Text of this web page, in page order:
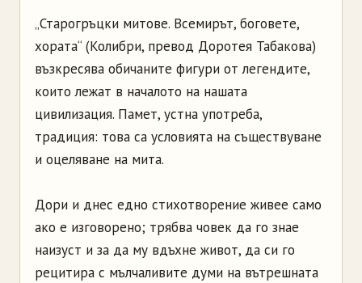
„Старогръцки митове. Всемирът, боговете,
хората“ (Колибри, превод Доротея Табакова)
възкресява обичаните фигури от легендите,
които лежат в началото на нашата
цивилизация. Памет, устна употреба,
традиция: това са условията на съществуване
и оцеляване на мита.
Дори и днес едно стихотворение живее само
ако е изговорено; трябва човек да го знае
наизуст и за да му вдъхне живот, да си го
рецитира с мълчаливите думи на вътрешната